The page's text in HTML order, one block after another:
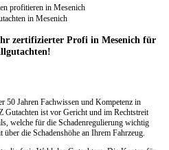
zertifizierter Profi in Mesenich für
50 Jahren Fachwissen und Kompetenz in
ist vor Gericht und im Rechtstreit
welche für die Schadenregulierung wichtig
die Schadenshöhe an Ihrem Fahrzeug.